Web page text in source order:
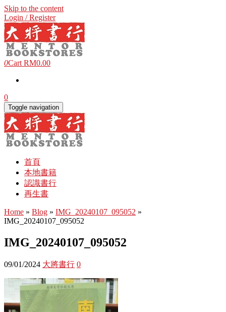
Skip to the content
Login / Register
0Cart RM0.00
0
Toggle navigation
首頁
本地書籍
認識書行
再生書
Home » Blog » IMG_20240107_095052 »
IMG_20240107_095052
IMG_20240107_095052
09/01/2024 大將書行 0